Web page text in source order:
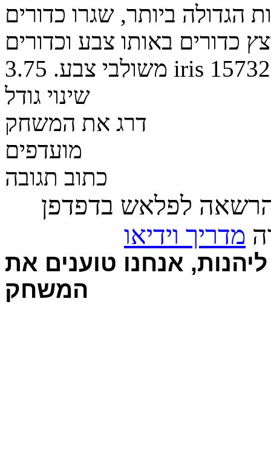
הגדולה ביותר, שגרו כדורים
כדורים באותו צבע וכדורים
משולבי צבע. 3.75 iris 15732
שינוי גודל
דרג את המשחק
מועדפים
כתוב תגובה
לפלאש בדפדפן
מדריך וידיאו
אנחנו טוענים את
המשחק